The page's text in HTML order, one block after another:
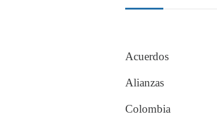
Acuerdos
Alianzas
Colombia